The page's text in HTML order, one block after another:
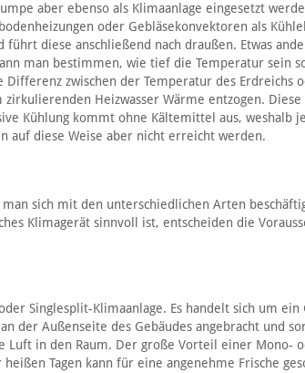
aber ebenso als Klimaanlage eingesetzt
oder Gebläsekonvektoren als
diese anschließend nach draußen. Etwas
man bestimmen, wie tief die Temperatur sein
zwischen der Temperatur des Erdreichs
Heizwasser Wärme entzogen.
Kühlung kommt ohne Kältemittel aus, weshalb
auf diese Weise aber nicht erreicht werden.
sich mit den unterschiedlichen Arten
Klimagerät sinnvoll ist, entscheiden die
Singlesplit-Klimaanlage. Es handelt sich um
der Außenseite des Gebäudes angebracht und
in den Raum. Der große Vorteil einer Mono-
Tagen kann für eine angenehme Frische